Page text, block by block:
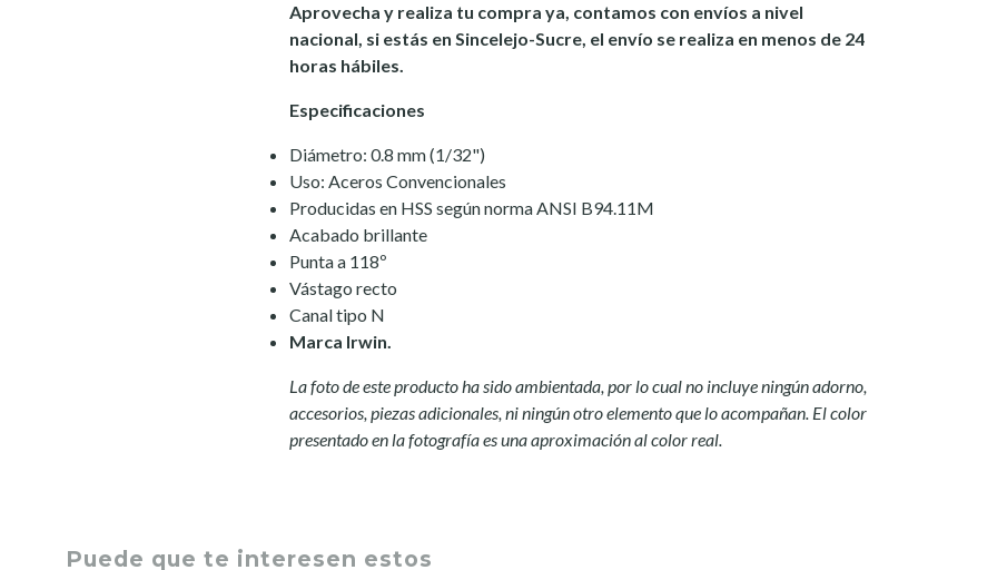
Aprovecha y realiza tu compra ya, contamos con envíos a nivel
nacional, si estás en Sincelejo-Sucre, el envío se realiza en menos de 24
horas hábiles.
Especificaciones
Diámetro: 0.8 mm (1/32")
Uso: Aceros Convencionales
Producidas en HSS según norma ANSI B94.11M
Acabado brillante
Punta a 118º
Vástago recto
Canal tipo N
Marca Irwin.
La foto de este producto ha sido ambientada, por lo cual no incluye ningún adorno,
accesorios, piezas adicionales, ni ningún otro elemento que lo acompañan. El color
presentado en la fotografía es una aproximación al color real.
Puede que te interesen estos